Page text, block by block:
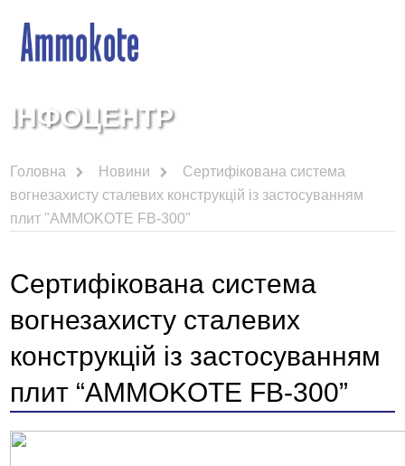
ІНФОЦЕНТР
Головна Новини
Сертифікована система
вогнезахисту сталевих конструкцій із застосуванням
плит "AMMOKOTE FB-300"
Сертифікована система
вогнезахисту сталевих
конструкцій із застосуванням
плит “AMMOKOTE FB-300”